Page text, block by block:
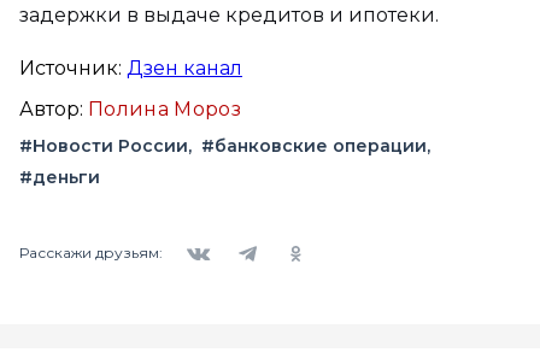
задержки в выдаче кредитов и ипотеки.
Источник: Дзен канал
Автор: Полина Мороз
#Новости России
#банковские операции
#деньги
Расскажи друзьям: